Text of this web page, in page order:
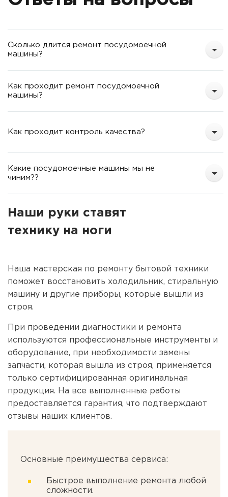
Сколько длится ремонт посудомоечной
машины?
Как проходит ремонт посудомоечной
машины?
Как проходит контроль качества?
Какие посудомоечные машины мы не
чиним??
Наши руки ставят
технику на ноги
Наша мастерская по ремонту бытовой техники
поможет восстановить холодильник, стиральную
машину и другие приборы, которые вышли из
строя.
При проведении диагностики и ремонта
используются профессиональные инструменты и
оборудование, при необходимости замены
запчасти, которая вышла из строя, применяется
только сертифицированная оригинальная
продукция. На все выполненные работы
предоставляется гарантия, что подтверждают
отзывы наших клиентов.
Основные преимущества сервиса:
Быстрое выполнение ремонта любой
сложности.